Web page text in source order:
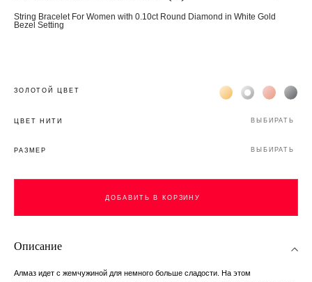
String Bracelet For Women with 0.10ct Round Diamond in White Gold
Bezel Setting
ЗОЛОТОЙ ЦВЕТ Жёлтое золото 18К
Белое золото
Розовое
ЦВЕТ НИТИ ВЫБИРАТЬ
РАЗМЕР ВЫБИРАТЬ
ДОБАВИТЬ В КОРЗИНУ
Описание
Алмаз идет с жемчужиной для немного больше сладости. На этом